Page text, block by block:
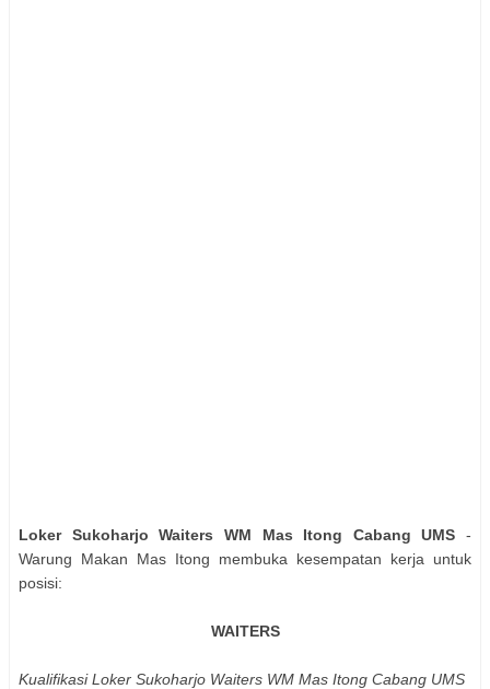
Loker Sukoharjo Waiters WM Mas Itong Cabang UMS -
Warung Makan Mas Itong membuka kesempatan kerja untuk
posisi:
WAITERS
Kualifikasi Loker Sukoharjo Waiters WM Mas Itong Cabang UMS